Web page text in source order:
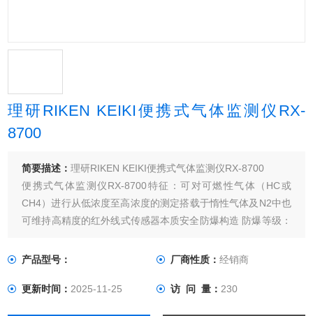
理研RIKEN KEIKI便携式气体监测仪RX-
8700
简要描述：理研RIKEN KEIKI便携式气体监测仪RX-8700
便携式气体监测仪RX-8700特征：可对可燃性气体（HC或
CH4）进行从低浓度至高浓度的测定搭载于惰性气体及N2中也
可维持高精度的红外线式传感器本质安全防爆构造 防爆等级：
H2S（0～1000ppm）用途：可对可燃性气体（HC或CH4）进
产品型号： 厂商性质： 经销商
更新时间：2025-11-25 访 问 量： 230